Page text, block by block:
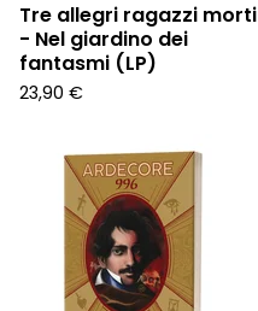
Tre allegri ragazzi morti
- Nel giardino dei
fantasmi (LP)
23,90 €